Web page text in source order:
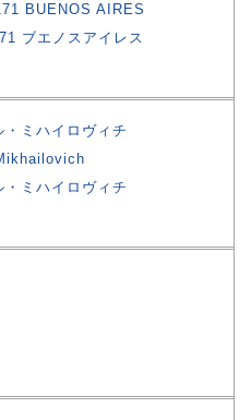
BUENOS AIRES
ブエノスアイレス
ミハイロヴィチ
ミハイロヴィチ